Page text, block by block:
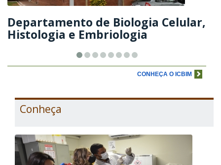
Departamento de Biologia Celular,
Histologia e Embriologia
CONHEÇA O ICBIM
Conheça